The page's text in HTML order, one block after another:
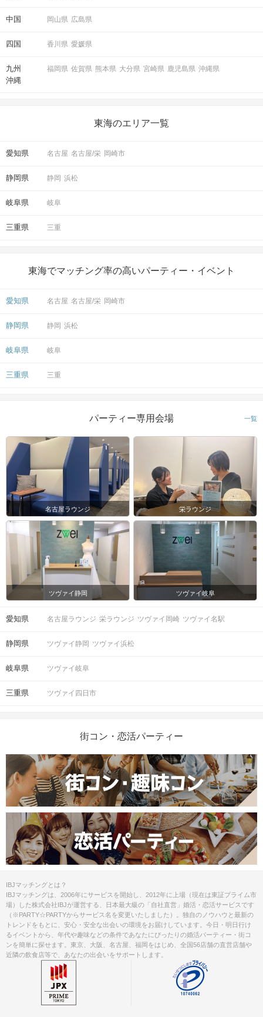
中国 岡山県 広島県
四国 香川県 愛媛県
九州
沖縄
福岡県 佐賀県 熊本県 大分県 宮崎県 鹿児島県 沖縄県
東海のエリア一覧
愛知県 名古屋 名古屋/栄 岡崎市
静岡県 静岡 浜松
岐阜県 岐阜
三重県 三重
東海でマッチング率の高いパーティー・イベント
愛知県 名古屋 名古屋/栄 岡崎市
静岡県 静岡 浜松
岐阜県 岐阜
三重県 三重
パーティー専用会場 一覧
名古屋ラウンジ 栄ラウンジ
ツヴァイ静岡 ツヴァイ岐阜
愛知県 名古屋ラウンジ 栄ラウンジ ツヴァイ岡崎 ツヴァイ名駅
静岡県 ツヴァイ静岡 ツヴァイ浜松
岐阜県 ツヴァイ岐阜
三重県 ツヴァイ四日市
街コン・恋活パーティー
IBJマッチングとは？
IBJマッチングは、2006年にサービスを開始し、2012年に上場（現在は東証プライム市
場）した株式会社IBJが運営する、日本最大級の「自社直営」婚活・恋活サービスです
（※PARTY☆PARTYからサービス名を変更いたしました）。独自のノウハウと最新の
トレンドをもとに、安心・安全な出会いの環境をお届けしています。今日・明日行け
るイベントから、年代や趣味などの条件であなたにぴったりの婚活パーティー・街コ
ンを簡単に探せます。東京、大阪、名古屋、福岡をはじめ、全国56店舗の直営店舗や
近隣の飲食店等で、あなたの出会いをサポートします。